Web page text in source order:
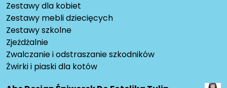
Zestawy dla kobiet
Zestawy mebli dziecięcych
Zestawy szkolne
Zjeżdżalnie
Zwalczanie i odstraszanie szkodników
Żwirki i piaski dla kotów